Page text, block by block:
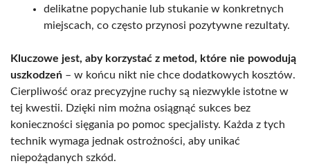
delikatne popychanie lub stukanie w konkretnych
miejscach, co często przynosi pozytywne rezultaty.
Kluczowe jest, aby korzystać z metod, które nie powodują
uszkodzeń – w końcu nikt nie chce dodatkowych kosztów.
Cierpliwość oraz precyzyjne ruchy są niezwykle istotne w
tej kwestii. Dzięki nim można osiągnąć sukces bez
konieczności sięgania po pomoc specjalisty. Każda z tych
technik wymaga jednak ostrożności, aby unikać
niepożądanych szkód.